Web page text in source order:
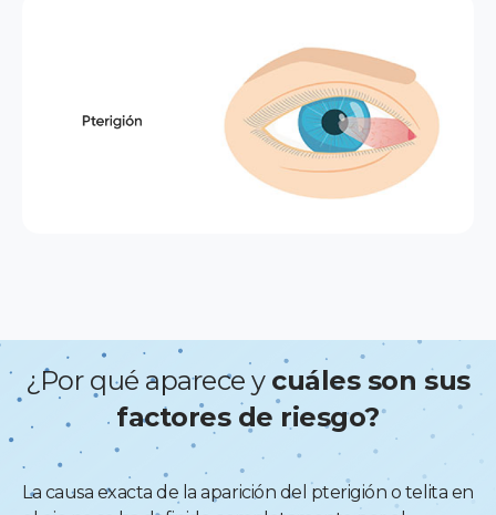
¿Por qué aparece y cuáles son sus
factores de riesgo?
La causa exacta de la aparición del pterigión o telita en